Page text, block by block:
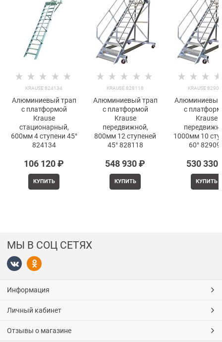
KRAUSE 824134
Алюминиевый трап
с платформой
Krause
стационарный,
600мм 4 ступени 45°
824134
106 120 ₽
КУПИТЬ
KRAUSE 828118
Алюминиевый трап
с платформой
Krause
передвижной,
800мм 12 ступеней
45° 828118
548 930 ₽
КУПИТЬ
KRAUSE
Алюминиевый
с
Krause
1000мм 10
60°
530 330
КУПИТЬ
МЫ В СОЦ СЕТЯХ
Информация
Личный кабинет
Отзывы о магазине